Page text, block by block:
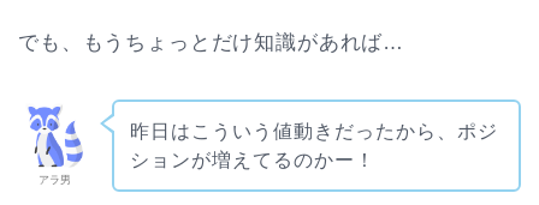
でも、もうちょっとだけ知識があれば…
アラ男
昨日はこういう値動きだったから、ポジ
ションが増えてるのかー！